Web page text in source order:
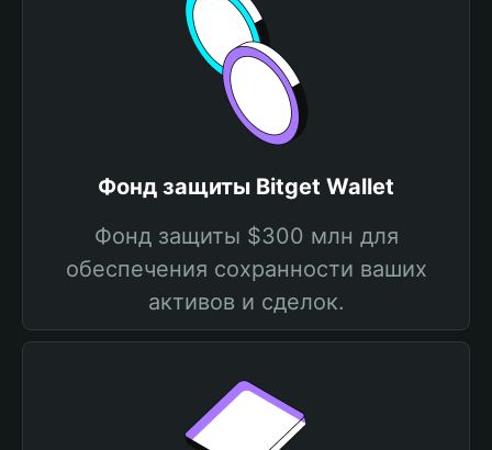
Фонд защиты Bitget Wallet
Фонд защиты $300 млн для
обеспечения сохранности ваших
активов и сделок.